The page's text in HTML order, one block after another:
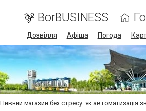
BorBUSINESS
Дозвілля Афіша Погода
Пивний магазин без стресу: як автоматизація